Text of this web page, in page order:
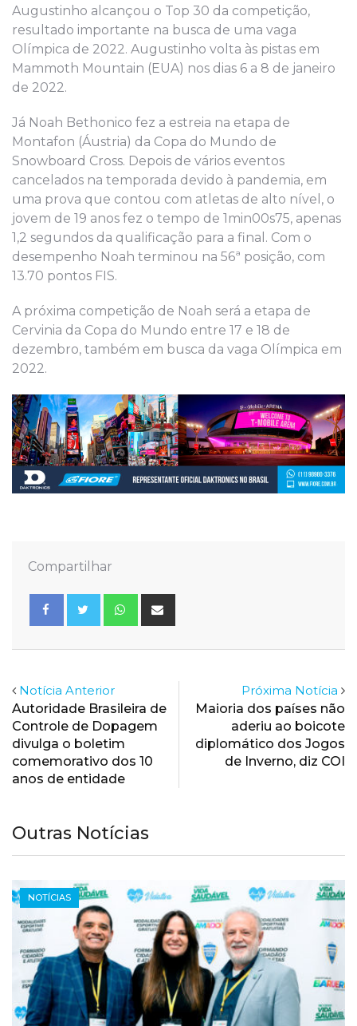
Augustinho alcançou o Top 30 da competição,
resultado importante na busca de uma vaga
Olímpica de 2022. Augustinho volta às pistas em
Mammoth Mountain (EUA) nos dias 6 a 8 de janeiro
de 2022.
Já Noah Bethonico fez a estreia na etapa de
Montafon (Áustria) da Copa do Mundo de
Snowboard Cross. Depois de vários eventos
cancelados na temporada devido à pandemia, em
uma prova que contou com atletas de alto nível, o
jovem de 19 anos fez o tempo de 1min00s75, apenas
1,2 segundos da qualificação para a final. Com o
desempenho Noah terminou na 56ª posição, com
13.70 pontos FIS.
A próxima competição de Noah será a etapa de
Cervinia da Copa do Mundo entre 17 e 18 de
dezembro, também em busca da vaga Olímpica em
2022.
Compartilhar
Whatsapp
Notícia Anterior
Autoridade Brasileira de
Controle de Dopagem
divulga o boletim
comemorativo dos 10
anos de entidade
Próxima Notícia
Maioria dos países não
aderiu ao boicote
diplomático dos Jogos
de Inverno, diz COI
Outras Notícias
NOTÍCIAS